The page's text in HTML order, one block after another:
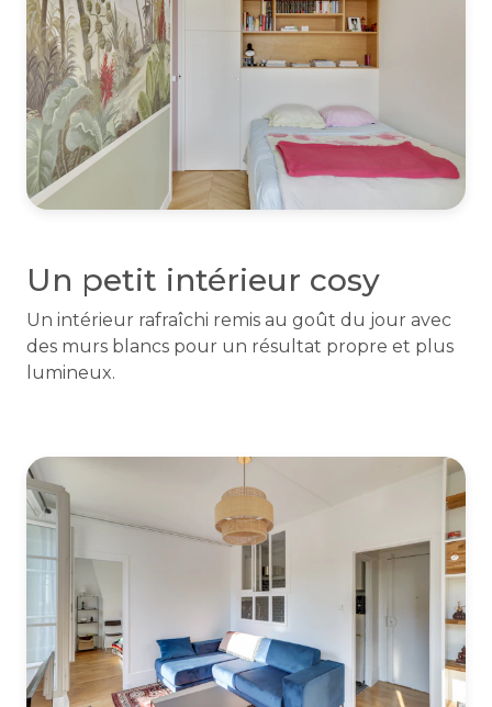
Un petit intérieur cosy
Un intérieur rafraîchi remis au goût du jour avec
des murs blancs pour un résultat propre et plus
lumineux.